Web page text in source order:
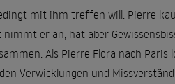
mit ihm treffen will. Pierre
er an, hat aber
Als Pierre Flora nach Paris
Verwicklungen und